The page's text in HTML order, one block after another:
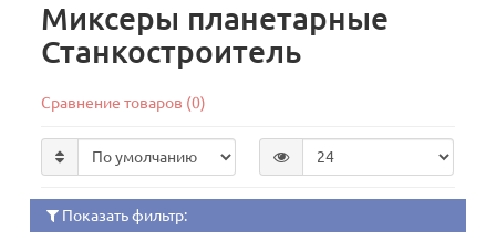
Миксеры планетарные
Станкостроитель
Сравнение товаров (0)
Показать фильтр: